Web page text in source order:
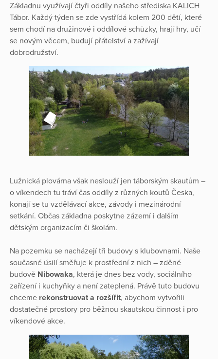
Základnu využívají čtyři oddíly našeho střediska KALICH
Tábor. Každý týden se zde vystřídá kolem 200 dětí, které
sem chodí na družinové i oddílové schůzky, hrají hry, učí
se novým věcem, budují přátelství a zažívají
dobrodružství.
Lužnická plovárna však neslouží jen táborským skautům –
o víkendech tu tráví čas oddíly z různých koutů Česka,
konají se tu vzdělávací akce, závody i mezinárodní
setkání. Občas základna poskytne zázemí i dalším
dětským organizacím či školám.
Na pozemku se nacházejí tři budovy s klubovnami. Naše
současné úsilí směřuje k prostřední z nich – zděné
budově Nibowaka, která je dnes bez vody, sociálního
zařízení i kuchyňky a není zateplená. Právě tuto budovu
chceme rekonstruovat a rozšířit, abychom vytvořili
dostatečné prostory pro běžnou skautskou činnost i pro
víkendové akce.